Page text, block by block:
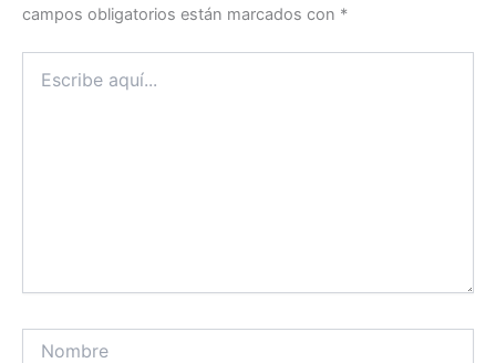
campos obligatorios están marcados con *
aquí...